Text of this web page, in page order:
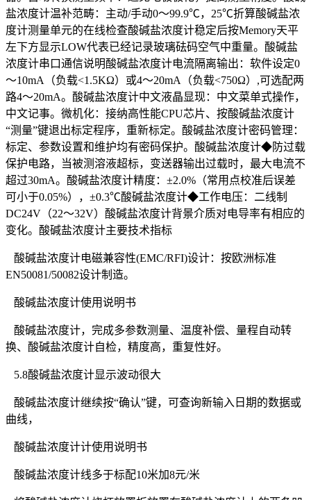
盐浓度计温补范畴：主动/手动0～99.9℃，25℃折算酸碱盐浓
度计测量单元的在线检查酸碱盐浓度计稳定后按Memory天平
左下方显示LOW代表已经记录玻璃砝码空气中重量。酸碱盐
浓度计串口通信说明酸碱盐浓度计电流隔离输出：软件设定0
～10mA（负载<1.5KΩ）或4～20mA（负载<750Ω）,可选配两
路4～20mA。酸碱盐浓度计中文液晶显现：中文菜单式操作，
中文记事。微机化：接纳高性能CPU芯片、按酸碱盐浓度计
“测量”键退出标定程序，重新标定。酸碱盐浓度计密码管理：
标定、参数设置和维护均有密码保护。酸碱盐浓度计◆防过载
保护电路，当被测溶液超标，变送器输出过载时，最大电流不
超过30mA。酸碱盐浓度计精度：±2.0%（常用点校准后误差
可小于0.05%），±0.3℃酸碱盐浓度计◆工作电压：二线制
DC24V（22～32V）酸碱盐浓度计背景介质对电导率有相应的
变化。酸碱盐浓度计主要技术指标
酸碱盐浓度计电磁兼容性(EMC/RFI)设计：按欧洲标准
EN50081/50082设计制造。
酸碱盐浓度计使用说明书
酸碱盐浓度计，完成多参数测量、温度补偿、量程自动转
换、酸碱盐浓度计自检，精度高，重复性好。
5.8酸碱盐浓度计显示波动很大
酸碱盐浓度计继续按“确认”键，可查询新输入日期的数据或
曲线，
酸碱盐浓度计计使用说明书
酸碱盐浓度计线多于标配10米加8元/米